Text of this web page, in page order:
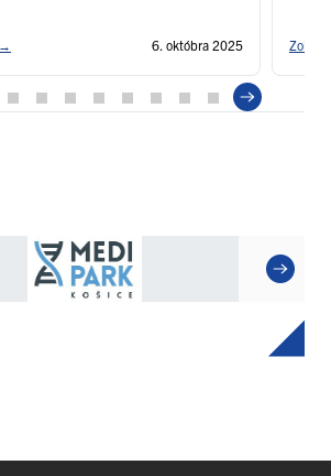
→ 6. októbra 2025